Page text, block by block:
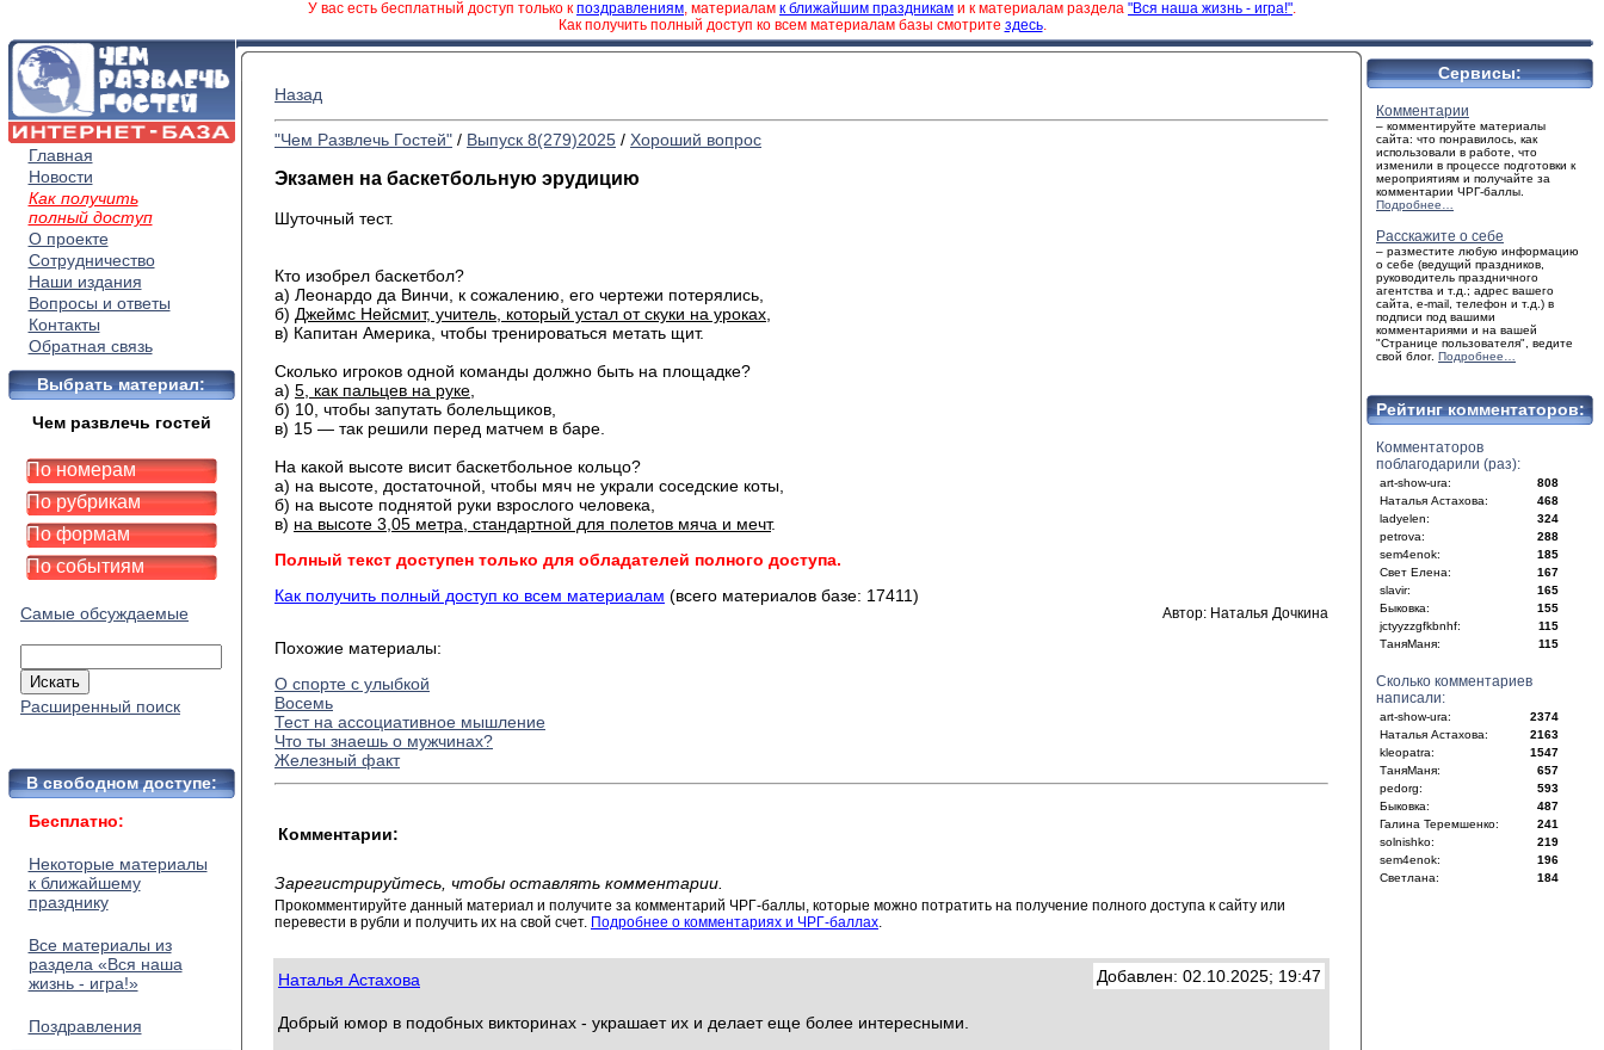
У вас есть бесплатный доступ только к поздравлениям, материалам к ближайшим праздникам и к материалам раздела "Вся наша жизнь - игра!".
Как получить полный доступ ко всем материалам базы смотрите здесь.
Главная
Новости
Как получить
полный доступ
О проекте
Сотрудничество
Наши издания
Вопросы и ответы
Контакты
Обратная связь
Выбрать материал:
Чем развлечь гостей
По номерам
По рубрикам
По формам
По событиям
Самые обсуждаемые
Расширенный поиск
В свободном доступе:
Бесплатно:
Некоторые материалы
к ближайшему
празднику
Все материалы из
раздела «Вся наша
жизнь - игра!»
Поздравления
Назад
"Чем Развлечь Гостей" / Выпуск 8(279)2025 / Хороший вопрос
Экзамен на баскетбольную эрудицию
Шуточный тест.
Кто изобрел баскетбол?
а) Леонардо да Винчи, к сожалению, его чертежи потерялись,
б) Джеймс Нейсмит, учитель, который устал от скуки на уроках
в) Капитан Америка, чтобы тренироваться метать щит.
Сколько игроков одной команды должно быть на площадке?
а) 5, как пальцев на руке
б) 10, чтобы запутать болельщиков,
в) 15 — так решили перед матчем в баре.
На какой высоте висит баскетбольное кольцо?
а) на высоте, достаточной, чтобы мяч не украли соседские коты,
б) на высоте поднятой руки взрослого человека,
в) на высоте 3,05 метра, стандартной для полетов мяча и мечт.
Полный текст доступен только для обладателей полного доступа.
Как получить полный доступ ко всем материалам (всего материалов базе: 17411)
Автор: Наталья Дочкина
Похожие материалы:
О спорте с улыбкой
Восемь
Тест на ассоциативное мышление
Что ты знаешь о мужчинах?
Железный факт
Комментарии:
Зарегистрируйтесь, чтобы оставлять комментарии.
Прокомментируйте данный материал и получите за комментарий ЧРГ-баллы, которые можно потратить на получение полного доступа к сайту или
перевести в рубли и получить их на свой счет. Подробнее о комментариях и ЧРГ-баллах.
Наталья Астахова Добавлен: 02.10.2025; 19:47
Добрый юмор в подобных викторинах - украшает их и делает еще более интересными.
Сервисы:
Комментарии
– комментируйте материалы
сайта: что понравилось, как
использовали в работе, что
изменили в процессе подготовки к
мероприятиям и получайте за
комментарии ЧРГ-баллы.
Подробнее…
Расскажите о себе
– разместите любую информацию
о себе (ведущий праздников,
руководитель праздничного
агентства и т.д.; адрес вашего
сайта, e-mail, телефон и т.д.) в
подписи под вашими
комментариями и на вашей
"Странице пользователя", ведите
свой блог. Подробнее…
Рейтинг комментаторов:
Комментаторов
поблагодарили (раз):
art-show-ura:
808
Наталья Астахова:
468
ladyelen:
324
petrova:
288
sem4enok:
185
Свет Елена:
167
slavir:
165
Быковка:
155
jctyyzzgfkbnhf:
115
ТаняМаня:
115
Сколько комментариев
написали:
art-show-ura:
2374
Наталья Астахова:
2163
kleopatra:
1547
ТаняМаня:
657
pedorg:
593
Быковка:
487
Галина Теремшенко:
241
solnishko:
219
sem4enok:
196
Светлана:
184